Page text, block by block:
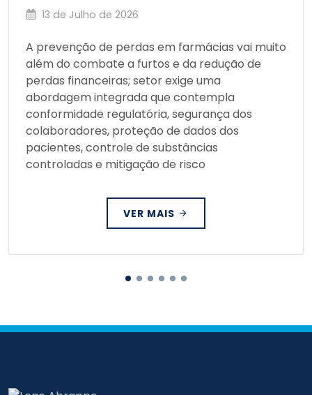
13 de Julho de 2026
A prevenção de perdas em farmácias vai muito
além do combate a furtos e da redução de
perdas financeiras; setor exige uma
abordagem integrada que contempla
conformidade regulatória, segurança dos
colaboradores, proteção de dados dos
pacientes, controle de substâncias
controladas e mitigação de risco
VER MAIS